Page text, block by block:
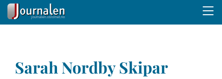
hovedinnhold
Sarah Nordby Skipar